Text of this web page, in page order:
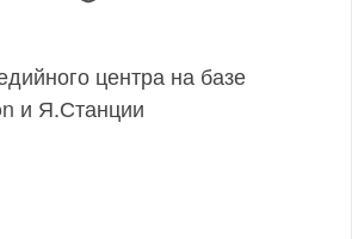
центра на базе
и Я.Станции